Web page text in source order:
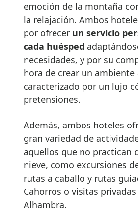
emoción de la montaña
la relajación. Ambos
por ofrecer un servicio
cada huésped
necesidades, y por su
hora de crear un ambiente
caracterizado por un lujo
pretensiones.
Además, ambos hoteles
gran variedad de
aquellos que no practican
nieve, como excursiones
rutas a caballo y rutas
Cahorros o visitas privadas
Alhambra.